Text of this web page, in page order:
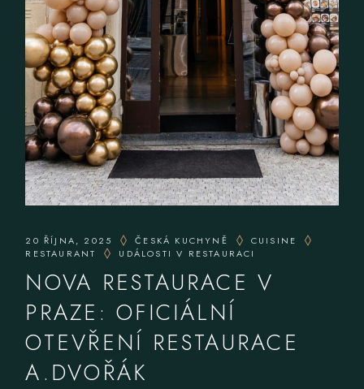
20 ŘÍJNA, 2025 ČESKÁ KUCHYNĚ
CUISINE
RESTAURANT
UDÁLOSTI V RESTAURACI
NOVA RESTAURACE V
PRAZE: OFICIÁLNÍ
OTEVŘENÍ RESTAURACE
A.DVOŘÁK